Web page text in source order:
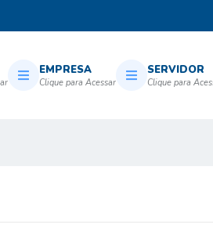
EMPRESA SERVIDOR